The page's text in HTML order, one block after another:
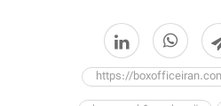
https://